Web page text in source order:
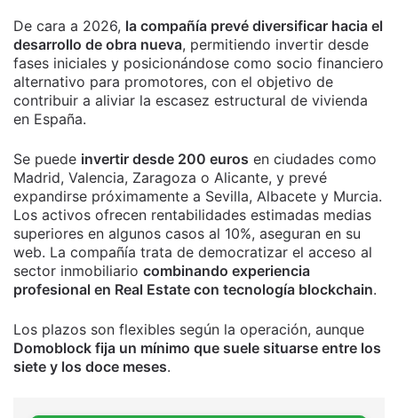
De cara a 2026, la compañía prevé diversificar hacia el
desarrollo de obra nueva, permitiendo invertir desde
fases iniciales y posicionándose como socio financiero
alternativo para promotores, con el objetivo de
contribuir a aliviar la escasez estructural de vivienda
en España.
Se puede invertir desde 200 euros en ciudades como
Madrid, Valencia, Zaragoza o Alicante, y prevé
expandirse próximamente a Sevilla, Albacete y Murcia.
Los activos ofrecen rentabilidades estimadas medias
superiores en algunos casos al 10%, aseguran en su
web. La compañía trata de democratizar el acceso al
sector inmobiliario combinando experiencia
profesional en Real Estate con tecnología blockchain.
Los plazos son flexibles según la operación, aunque
Domoblock fija un mínimo que suele situarse entre los
siete y los doce meses.